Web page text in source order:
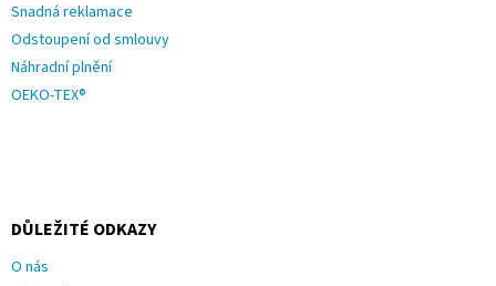
Snadná reklamace
Odstoupení od smlouvy
Náhradní plnění
OEKO-TEX®
DŮLEŽITÉ ODKAZY
O nás